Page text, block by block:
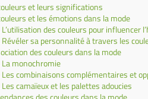
et leurs significations
et les émotions dans la mode
L’utilisation des couleurs pour influencer
Révéler sa personnalité à travers les
des couleurs dans la mode
La monochromie
Les combinaisons complémentaires et
Les camaïeux et les palettes adoucies